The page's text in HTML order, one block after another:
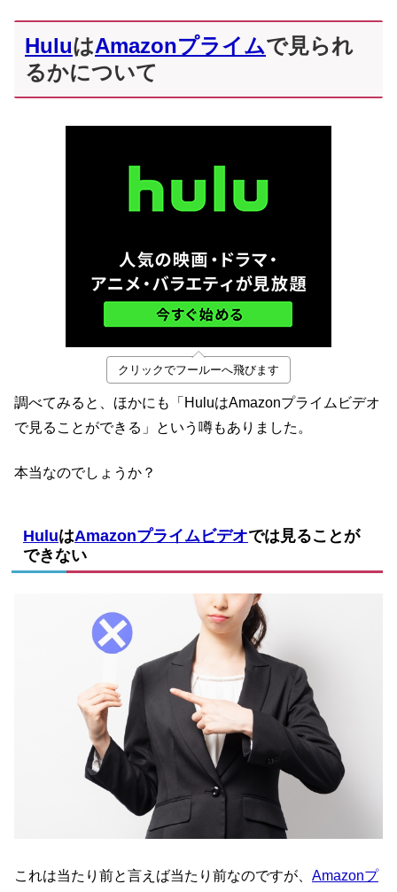
HuluはAmazonプライムで見られ
るかについて
クリックでフールーへ飛びます
調べてみると、ほかにも「HuluはAmazonプライムビデオ
で見ることができる」という噂もありました。
本当なのでしょうか？
HuluはAmazonプライムビデオでは見ることが
できない
これは当たり前と言えば当たり前なのですが、 Amazonプ